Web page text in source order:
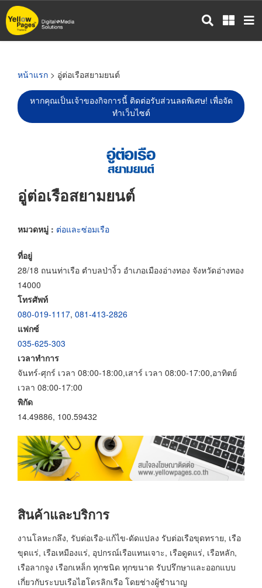
ข้าม
ไป
หน้าแรก > อู่ต่อเรือสยามยนต์
หากคุณเป็นเจ้าของกิจการนี้ ติดต่อรับส่วนลดพิเศษ! เพื่อจัด
ทำเว็บไซต์
อู่ต่อเรือสยามยนต์
หมวดหมู่ : ต่อและซ่อมเรือ
ที่อยู่
28/18 ถนนท่าเรือ ตำบลป่างิ้ว อำเภอเมืองอ่างทอง จังหวัดอ่างทอง
14000
โทรศัพท์
080-019-1117, 081-413-2826
แฟกซ์
035-625-303
เวลาทำการ
จันทร์-ศุกร์ เวลา 08:00-18:00,เสาร์ เวลา 08:00-17:00,อาทิตย์
เวลา 08:00-17:00
พิกัด
14.49886, 100.59432
สินค้าและบริการ
งานโลหะกลึง, รับต่อเรือ-แก้ไข-ดัดแปลง รับต่อเรือขุดทราย, เรือ
ขุดแร่, เรือเหมืองแร่, อุปกรณ์เรือแทนเจาะ, เรือดูดแร่, เรือหลัก,
เรือลากจูง เรือกเหล็ก ทุกชนิด ทุกขนาด รับปรึกษาและออกแบบ
เกี่ยวกับระบบเรือไฮโดรลิกเรือ โดยช่างผู้ชำนาญ